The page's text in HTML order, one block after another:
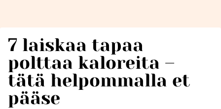
7 laiskaa tapaa
polttaa kaloreita –
tätä helpommalla et
pääse